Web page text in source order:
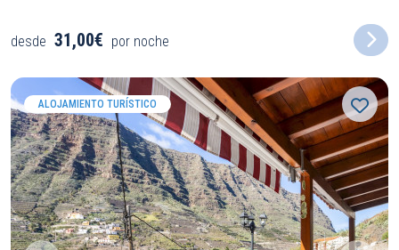
desde 31,00€ por noche
ALOJAMIENTO TURÍSTICO